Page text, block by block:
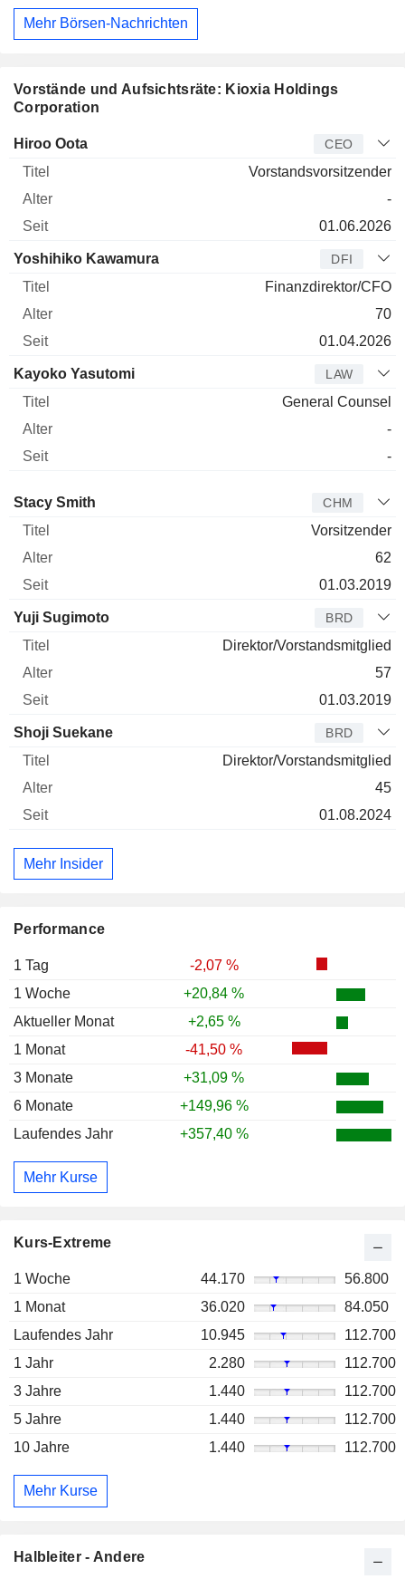
Mehr Börsen-Nachrichten
Performance
1 Tag
-2,07 %
1 Woche
+20,84 %
Aktueller Monat
+2,65 %
1 Monat
-41,50 %
3 Monate
+31,09 %
6 Monate
+149,96 %
Laufendes Jahr
+357,40 %
Mehr Kurse
Kurs-Extreme
1 Woche 44.170
56.800
1 Monat
36.020
84.050
Laufendes Jahr
10.945
112.700
1 Jahr
2.280
112.700
3 Jahre
1.440
112.700
5 Jahre
1.440
112.700
10 Jahre
1.440 112.700
Mehr Kurse
Vorstände und Aufsichtsräte: Kioxia Holdings
Corporation
Manager Titel
Hiroo Oota CEO
Vorstandsvorsitzender
-
01.06.2026
Yoshihiko Kawamura DFI
Finanzdirektor/CFO
70
01.04.2026
Kayoko Yasutomi LAW
General Counsel
-
-
Verwaltungsratsmitglied
Stacy Smith CHM
Vorsitzender
62
01.03.2019
Yuji Sugimoto BRD
Direktor/Vorstandsmitglied
57
01.03.2019
Shoji Suekane BRD
Direktor/Vorstandsmitglied
45
01.08.2024
Mehr Insider
Halbleiter - Andere